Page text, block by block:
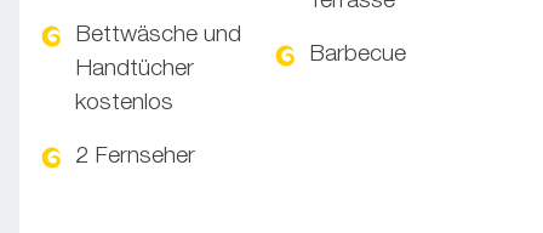
Bettwäsche und
Handtücher
kostenlos
2 Fernseher
Barbecue